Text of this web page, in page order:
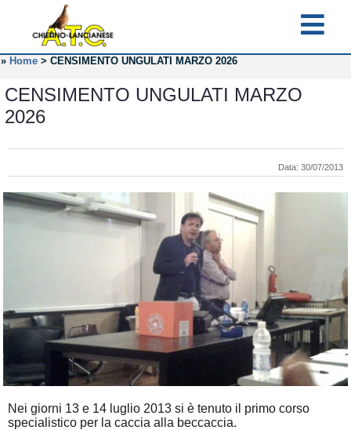
» Home > CENSIMENTO UNGULATI MARZO 2026
CENSIMENTO UNGULATI MARZO
2026
Data: 30/07/2013
Nei giorni 13 e 14 luglio 2013 si è tenuto il primo corso
specialistico per la caccia alla beccaccia.